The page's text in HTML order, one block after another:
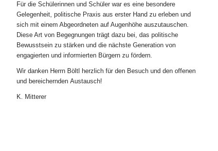
Für die Schülerinnen und Schüler war es eine besondere
Gelegenheit, politische Praxis aus erster Hand zu erleben und
sich mit einem Abgeordneten auf Augenhöhe auszutauschen.
Diese Art von Begegnungen trägt dazu bei, das politische
Bewusstsein zu stärken und die nächste Generation von
engagierten und informierten Bürgern zu fördern.
Wir danken Herrn Böltl herzlich für den Besuch und den offenen
und bereichernden Austausch!
K. Mitterer